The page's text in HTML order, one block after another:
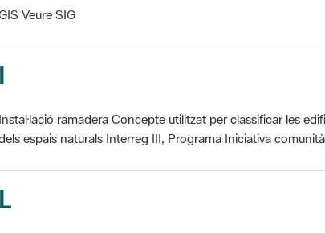
Veure SIG
I
Instal·lació ramadera Concepte utilitzat per classificar les
espais naturals Interreg III, Programa Iniciativa
L